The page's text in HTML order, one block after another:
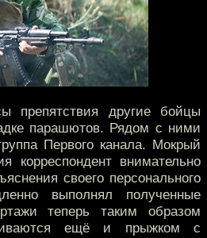
препятствия другие бойцы
парашютов. Рядом с ними
Первого канала. Мокрый
корреспондент внимательно
своего персонального
выполнял полученные
теперь таким образом
ещё и прыжком с